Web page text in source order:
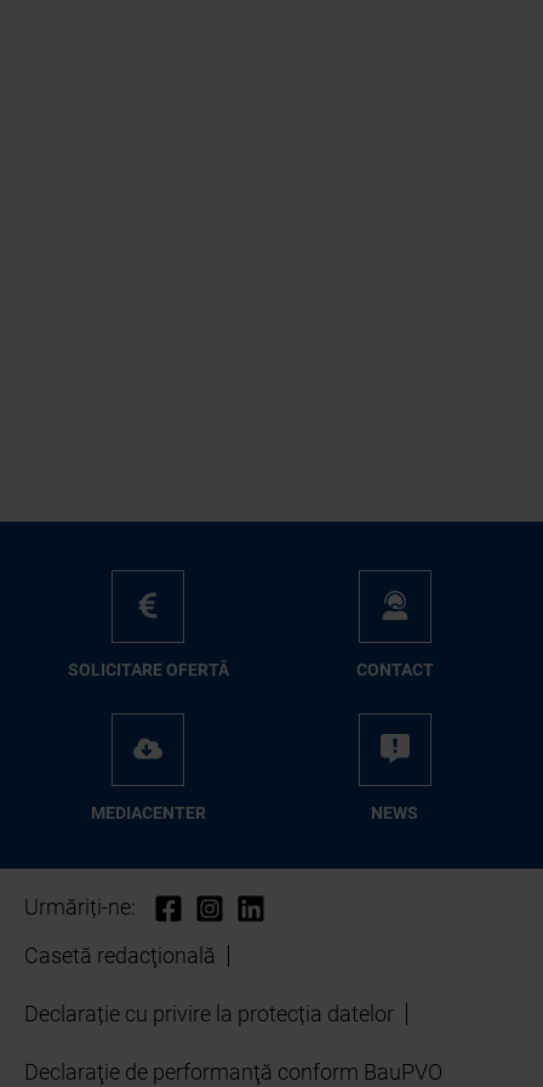
SO­LI­CI­TA­RE OFER­TĂ CON­TA­CT
ME­D­IA­CEN­TER NEWS
Urmăriți-ne:
Casetă redacţională
Declarație cu privire la protecția datelor
Declaraţie de performanţă conform BauPVO